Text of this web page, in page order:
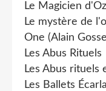
Le Magicien d'Oz
Le mystère de
One (Alain
Les Abus Rituels
Les Abus rituels
Les Ballets